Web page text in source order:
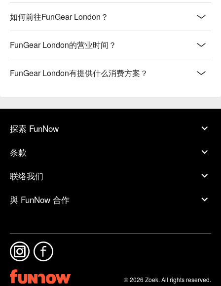
如何前往FunGear London？
FunGear London的营业时间？
FunGear London有提供什么消费方案？
探索 FunNow
条款
联络我们
與 FunNow 合作
© 2026 Zoek. All rights reserved.